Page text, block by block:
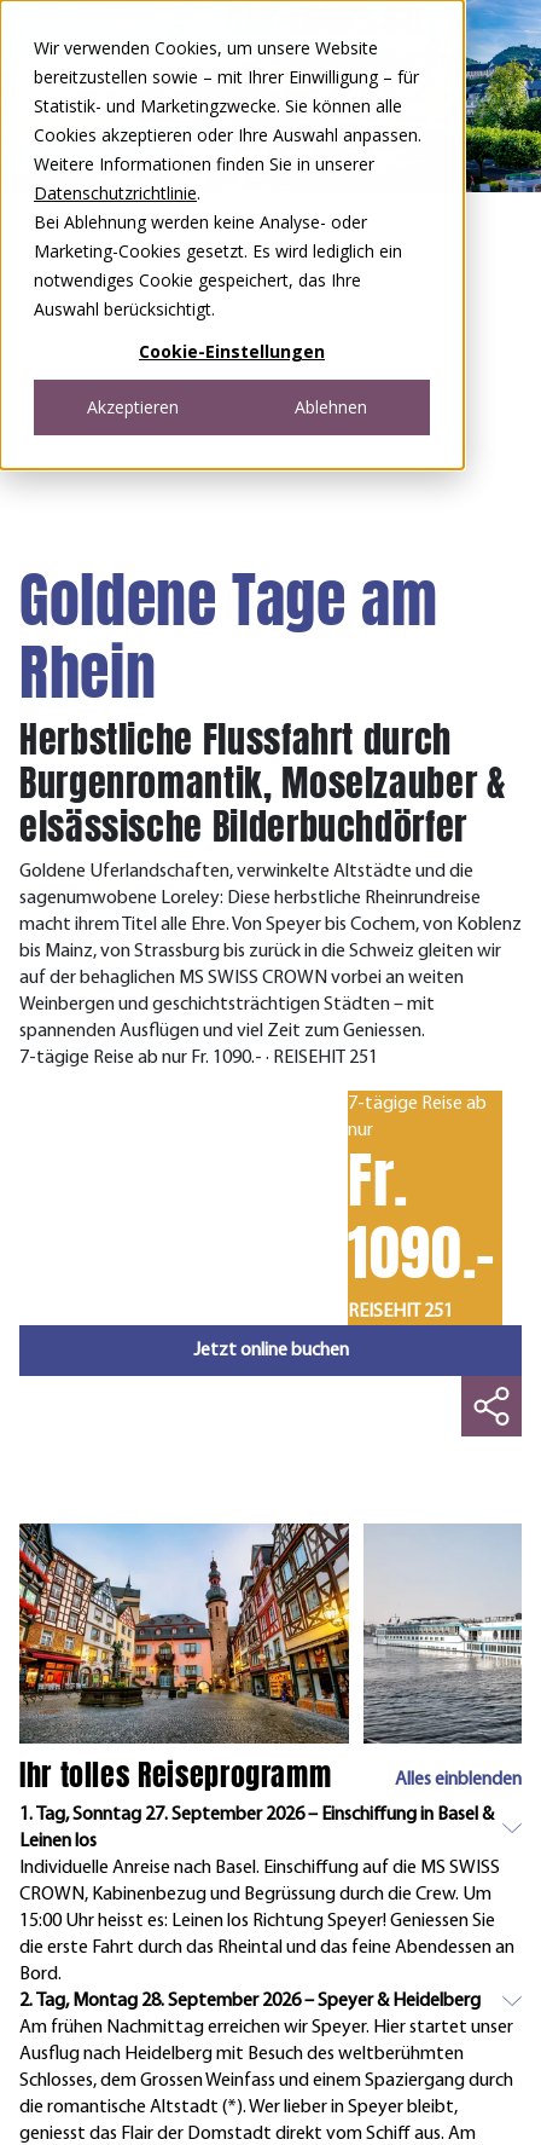
Wir verwenden Cookies, um unsere Website
bereitzustellen sowie – mit Ihrer Einwilligung – für
Statistik- und Marketingzwecke. Sie können alle
Cookies akzeptieren oder Ihre Auswahl anpassen.
Weitere Informationen finden Sie in unserer
Datenschutzrichtlinie.
Bei Ablehnung werden keine Analyse- oder
Marketing-Cookies gesetzt. Es wird lediglich ein
notwendiges Cookie gespeichert, das Ihre
Auswahl berücksichtigt.
Cookie-Einstellungen
Akzeptieren Ablehnen
DEFR
Open menu
Goldene Tage am
Rhein
Herbstliche Flussfahrt durch
Burgenromantik, Moselzauber &
elsässische Bilderbuchdörfer
Goldene Uferlandschaften, verwinkelte Altstädte und die
sagenumwobene Loreley: Diese herbstliche Rheinrundreise
macht ihrem Titel alle Ehre. Von Speyer bis Cochem, von Koblenz
bis Mainz, von Strassburg bis zurück in die Schweiz gleiten wir
auf der behaglichen MS SWISS CROWN vorbei an weiten
Weinbergen und geschichtsträchtigen Städten – mit
spannenden Ausflügen und viel Zeit zum Geniessen.
7-tägige Reise ab nur Fr. 1090.- · REISEHIT 251
7-tägige Reise ab
nur
Fr.
1090.-
REISEHIT 251
Jetzt online buchen
Ihr tolles Reiseprogramm
Alles einblenden
1. Tag, Sonntag 27. September 2026 – Einschiffung in Basel &
Leinen los
Individuelle Anreise nach Basel. Einschiffung auf die MS SWISS
CROWN, Kabinenbezug und Begrüssung durch die Crew. Um
15:00 Uhr heisst es: Leinen los Richtung Speyer! Geniessen Sie
die erste Fahrt durch das Rheintal und das feine Abendessen an
Bord.
2. Tag, Montag 28. September 2026 – Speyer & Heidelberg
Am frühen Nachmittag erreichen wir Speyer. Hier startet unser
Ausflug nach Heidelberg mit Besuch des weltberühmten
Schlosses, dem Grossen Weinfass und einem Spaziergang durch
die romantische Altstadt (*). Wer lieber in Speyer bleibt,
geniesst das Flair der Domstadt direkt vom Schiff aus. Am